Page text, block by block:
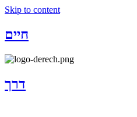
Skip to content
חיים
דרך